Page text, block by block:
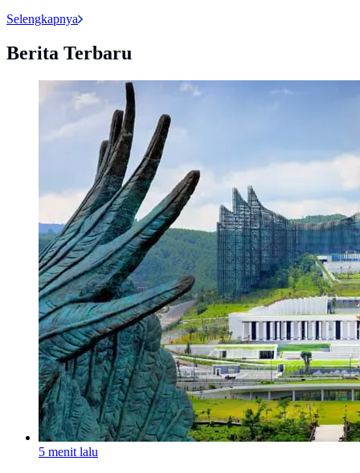
Selengkapnya
Berita Terbaru
5 menit lalu